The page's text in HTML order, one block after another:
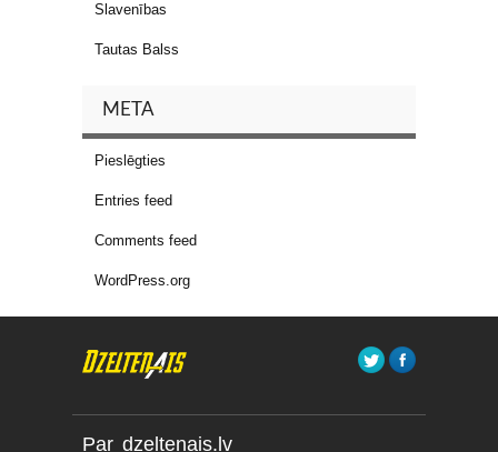
Slavenības
Tautas Balss
META
Pieslēgties
Entries feed
Comments feed
WordPress.org
Par dzeltenais.lv